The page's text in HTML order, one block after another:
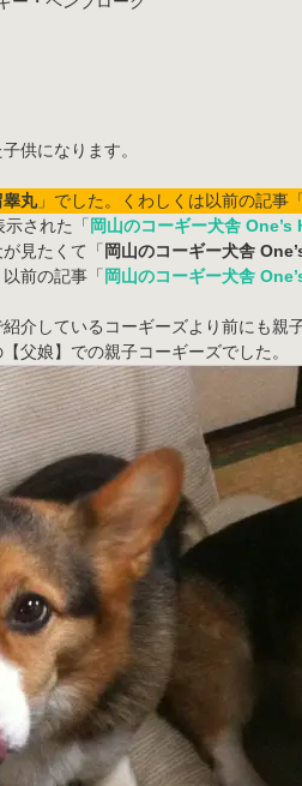
供になります。
睾丸」でした。くわしくは以前の記事「
された「 岡山のコーギー犬舎 One’s
見たくて「 岡山のコーギー犬舎
前の記事「 岡山のコーギー犬舎
介しているコーギーズより前にも親
父娘】での親子コーギーズでした。